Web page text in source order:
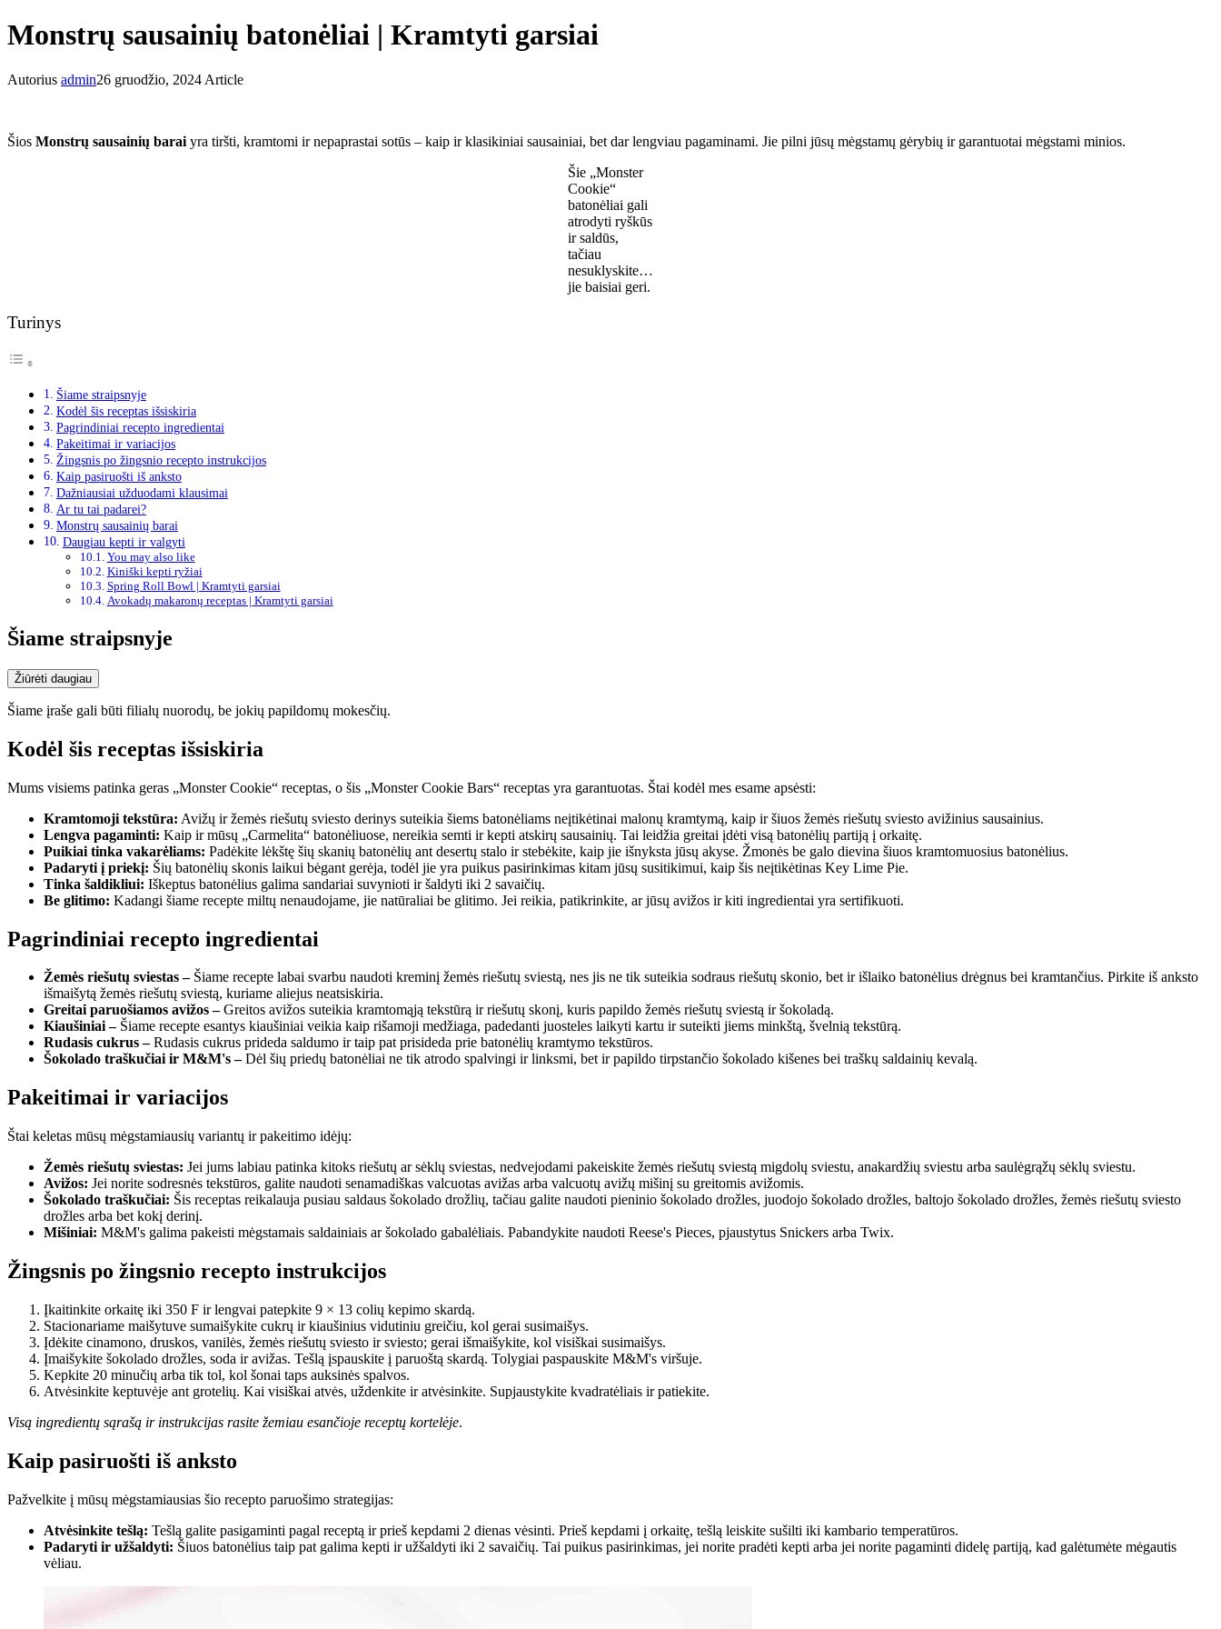
Monstrų sausainių batonėliai | Kramtyti garsiai
Autorius admin26 gruodžio, 2024 Article
Šios Monstrų sausainių barai yra tiršti, kramtomi ir nepaprastai sotūs – kaip ir klasikiniai sausainiai, bet dar lengviau pagaminami. Jie pilni jūsų mėgstamų gėrybių ir garantuotai mėgstami minios.
Šie „Monster
Cookie“
batonėliai gali
atrodyti ryškūs
ir saldūs,
tačiau
nesuklyskite…
jie baisiai geri.
Turinys
Šiame straipsnyje
Kodėl šis receptas išsiskiria
Pagrindiniai recepto ingredientai
Pakeitimai ir variacijos
Žingsnis po žingsnio recepto instrukcijos
Kaip pasiruošti iš anksto
Dažniausiai užduodami klausimai
Ar tu tai padarei?
Monstrų sausainių barai
Daugiau kepti ir valgyti
You may also like
Kiniški kepti ryžiai
Spring Roll Bowl | Kramtyti garsiai
Avokadų makaronų receptas | Kramtyti garsiai
Šiame straipsnyje
Žiūrėti daugiau
Šiame įraše gali būti filialų nuorodų, be jokių papildomų mokesčių.
Kodėl šis receptas išsiskiria
Mums visiems patinka geras „Monster Cookie“ receptas, o šis „Monster Cookie Bars“ receptas yra garantuotas. Štai kodėl mes esame apsėsti:
Kramtomoji tekstūra: Avižų ir žemės riešutų sviesto derinys suteikia šiems batonėliams neįtikėtinai malonų kramtymą, kaip ir šiuos žemės riešutų sviesto avižinius sausainius.
Lengva pagaminti: Kaip ir mūsų „Carmelita“ batonėliuose, nereikia semti ir kepti atskirų sausainių. Tai leidžia greitai įdėti visą batonėlių partiją į orkaitę.
Puikiai tinka vakarėliams: Padėkite lėkštę šių skanių batonėlių ant desertų stalo ir stebėkite, kaip jie išnyksta jūsų akyse. Žmonės be galo dievina šiuos kramtomuosius batonėlius.
Padaryti į priekį: Šių batonėlių skonis laikui bėgant gerėja, todėl jie yra puikus pasirinkimas kitam jūsų susitikimui, kaip šis neįtikėtinas Key Lime Pie.
Tinka šaldikliui: Iškeptus batonėlius galima sandariai suvynioti ir šaldyti iki 2 savaičių.
Be glitimo: Kadangi šiame recepte miltų nenaudojame, jie natūraliai be glitimo. Jei reikia, patikrinkite, ar jūsų avižos ir kiti ingredientai yra sertifikuoti.
Pagrindiniai recepto ingredientai
Žemės riešutų sviestas –Šiame recepte labai svarbu naudoti kreminį žemės riešutų sviestą, nes jis ne tik suteikia sodraus riešutų skonio, bet ir išlaiko batonėlius drėgnus bei kramtančius. Pirkite iš anksto
išmaišytą žemės riešutų sviestą, kuriame aliejus neatsiskiria.
Greitai paruošiamos avižos –Greitos avižos suteikia kramtomąją tekstūrą ir riešutų skonį, kuris papildo žemės riešutų sviestą ir šokoladą.
Kiaušiniai –Šiame recepte esantys kiaušiniai veikia kaip rišamoji medžiaga, padedanti juosteles laikyti kartu ir suteikti jiems minkštą, švelnią tekstūrą.
Rudasis cukrus –Rudasis cukrus prideda saldumo ir taip pat prisideda prie batonėlių kramtymo tekstūros.
Šokolado traškučiai ir M&M's –Dėl šių priedų batonėliai ne tik atrodo spalvingi ir linksmi, bet ir papildo tirpstančio šokolado kišenes bei traškų saldainių kevalą.
Pakeitimai ir variacijos
Štai keletas mūsų mėgstamiausių variantų ir pakeitimo idėjų:
Žemės riešutų sviestas: Jei jums labiau patinka kitoks riešutų ar sėklų sviestas, nedvejodami pakeiskite žemės riešutų sviestą migdolų sviestu, anakardžių sviestu arba saulėgrąžų sėklų sviestu.
Avižos: Jei norite sodresnės tekstūros, galite naudoti senamadiškas valcuotas avižas arba valcuotų avižų mišinį su greitomis avižomis.
Šokolado traškučiai: Šis receptas reikalauja pusiau saldaus šokolado drožlių, tačiau galite naudoti pieninio šokolado drožles, juodojo šokolado drožles, baltojo šokolado drožles, žemės riešutų sviesto
drožles arba bet kokį derinį.
Mišiniai: M&M's galima pakeisti mėgstamais saldainiais ar šokolado gabalėliais. Pabandykite naudoti Reese's Pieces, pjaustytus Snickers arba Twix.
Žingsnis po žingsnio recepto instrukcijos
Įkaitinkite orkaitę iki 350 F ir lengvai patepkite 9 × 13 colių kepimo skardą.
Stacionariame maišytuve sumaišykite cukrų ir kiaušinius vidutiniu greičiu, kol gerai susimaišys.
Įdėkite cinamono, druskos, vanilės, žemės riešutų sviesto ir sviesto; gerai išmaišykite, kol visiškai susimaišys.
Įmaišykite šokolado drožles, soda ir avižas. Tešlą įspauskite į paruoštą skardą. Tolygiai paspauskite M&M's viršuje.
Kepkite 20 minučių arba tik tol, kol šonai taps auksinės spalvos.
Atvėsinkite keptuvėje ant grotelių. Kai visiškai atvės, uždenkite ir atvėsinkite. Supjaustykite kvadratėliais ir patiekite.
Visą ingredientų sąrašą ir instrukcijas rasite žemiau esančioje receptų kortelėje.
Kaip pasiruošti iš anksto
Pažvelkite į mūsų mėgstamiausias šio recepto paruošimo strategijas:
Atvėsinkite tešlą: Tešlą galite pasigaminti pagal receptą ir prieš kepdami 2 dienas vėsinti. Prieš kepdami į orkaitę, tešlą leiskite sušilti iki kambario temperatūros.
Padaryti ir užšaldyti: Šiuos batonėlius taip pat galima kepti ir užšaldyti iki 2 savaičių. Tai puikus pasirinkimas, jei norite pradėti kepti arba jei norite pagaminti didelę partiją, kad galėtumėte mėgautis
vėliau.